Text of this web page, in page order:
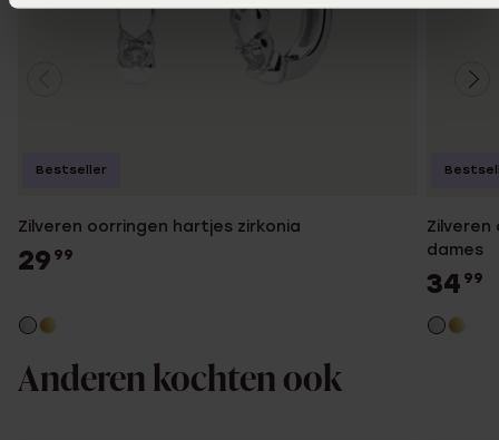
Zilveren oorringen hartjes zirkonia
29 99
Bestseller
Zilveren
dames
34 99
Anderen kochten ook